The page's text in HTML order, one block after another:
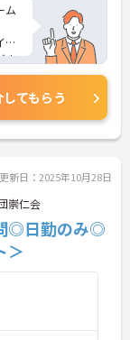
ム
ン
さ
てもらう
更新日：2025年10月28日
崇仁会
◎日勤のみ◎
＞